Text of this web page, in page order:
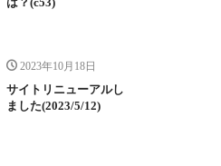
は？(c53)
2023年10月18日
サイトリニューアルし
ました(2023/5/12)